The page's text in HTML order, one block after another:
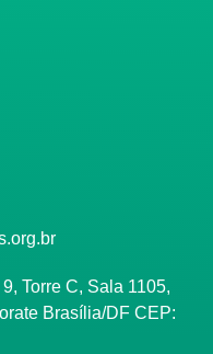
Torre C, Sala 1105,
Brasília/DF CEP: